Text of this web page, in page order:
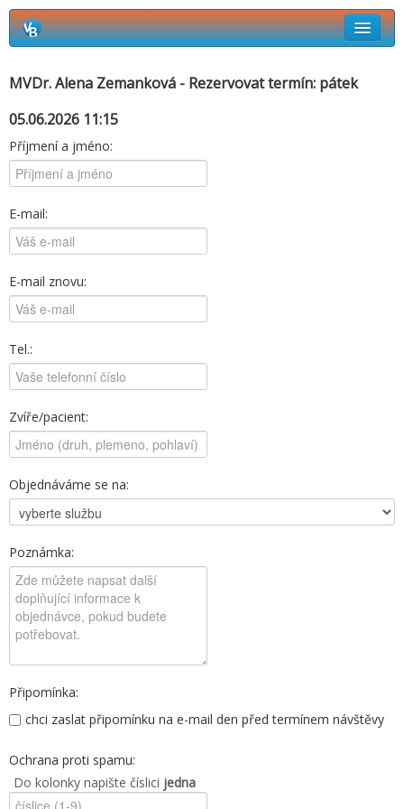
MVDr. Alena Zemanková - Rezervovat termín: pátek
05.06.2026 11:15
Příjmení a jméno:
E-mail:
E-mail znovu:
Tel.:
Zvíře/pacient:
Objednáváme se na:
Poznámka:
Připomínka:
chci zaslat připomínku na e-mail den před termínem návštěvy
Ochrana proti spamu:
Do kolonky napište číslici jedna